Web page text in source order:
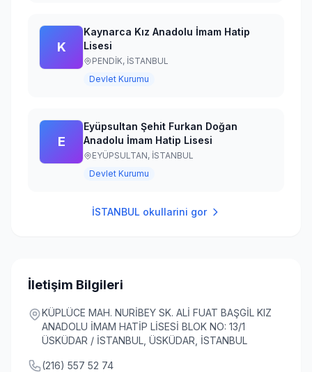
K
Kaynarca Kız Anadolu İmam Hatip
Lisesi
PENDİK, İSTANBUL
Devlet Kurumu
E
Eyüpsultan Şehit Furkan Doğan
Anadolu İmam Hatip Lisesi
EYÜPSULTAN, İSTANBUL
Devlet Kurumu
İSTANBUL okullarini gor
İletişim Bilgileri
KÜPLÜCE MAH. NURİBEY SK. ALİ FUAT BAŞGİL KIZ
ANADOLU İMAM HATİP LİSESİ BLOK NO: 13/1
ÜSKÜDAR / İSTANBUL, ÜSKÜDAR, İSTANBUL
(216) 557 52 74